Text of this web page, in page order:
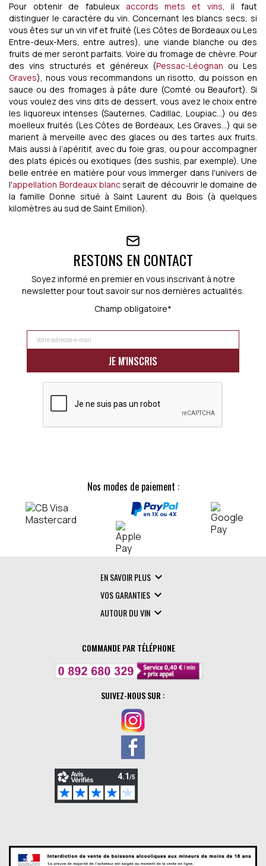
Pour obtenir de fabuleux accords mets et vins, il faut
distinguer le caractère du vin. Concernant les blancs secs, si
vous êtes sur un vin vif et fruité (Les Côtes de Bordeaux ou Les
Entre-deux-Mers, entre autres), une viande blanche ou des
fruits de mer seront parfaits. Voire du fromage de chèvre. Pour
des vins structurés et généreux (Pessac-Léognan ou Les
Graves), nous vous recommandons un risotto, du poisson en
sauce ou des fromages à pâte dure (Comté ou Beaufort). Si
vous voulez des vins dits de dessert, vous avez le choix entre
les liquoreux intenses (Sauternes, Cadillac, Loupiac…) ou des
moelleux fruités (Les Côtes de Bordeaux, Les Graves…) qui se
marient à merveille avec des glaces ou des tartes aux fruits.
Mais aussi à l’apéritif, avec du foie gras, ou pour accompagner
des plats épicés ou exotiques (des sushis, par exemple). Une
belle entrée en matière pour vous immerger dans l'univers de
l'appellation Bordeaux blancserait de découvrir le domaine de
la famille Donne situé à Saint Laurent du Bois (à quelques
kilomètres au sud de Saint Emilion).
RESTONS EN CONTACT
Soyez informé en premier en vous inscrivant à notre
newsletter pour tout savoir sur nos dernières actualités.
Champ obligatoire*
Nos modes de paiement :
EN SAVOIR PLUS 
VOS GARANTIES 
AUTOUR DU VIN 
COMMANDE PAR TÉLÉPHONE
SUIVEZ-NOUS SUR :